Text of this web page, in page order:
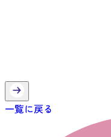
一覧に戻る